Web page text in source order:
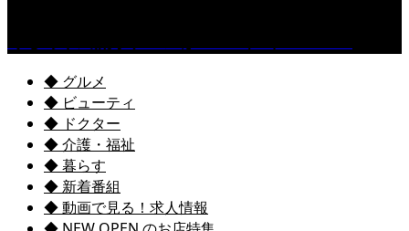
◆ グルメ
◆ ビューティ
◆ ドクター
◆ 介護・福祉
◆ 暮らす
◆ 新着番組
◆ 動画で見る！求人情報